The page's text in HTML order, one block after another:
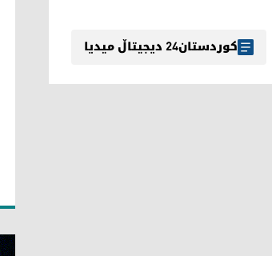
کوردستان24 دیجیتاڵ میدیا